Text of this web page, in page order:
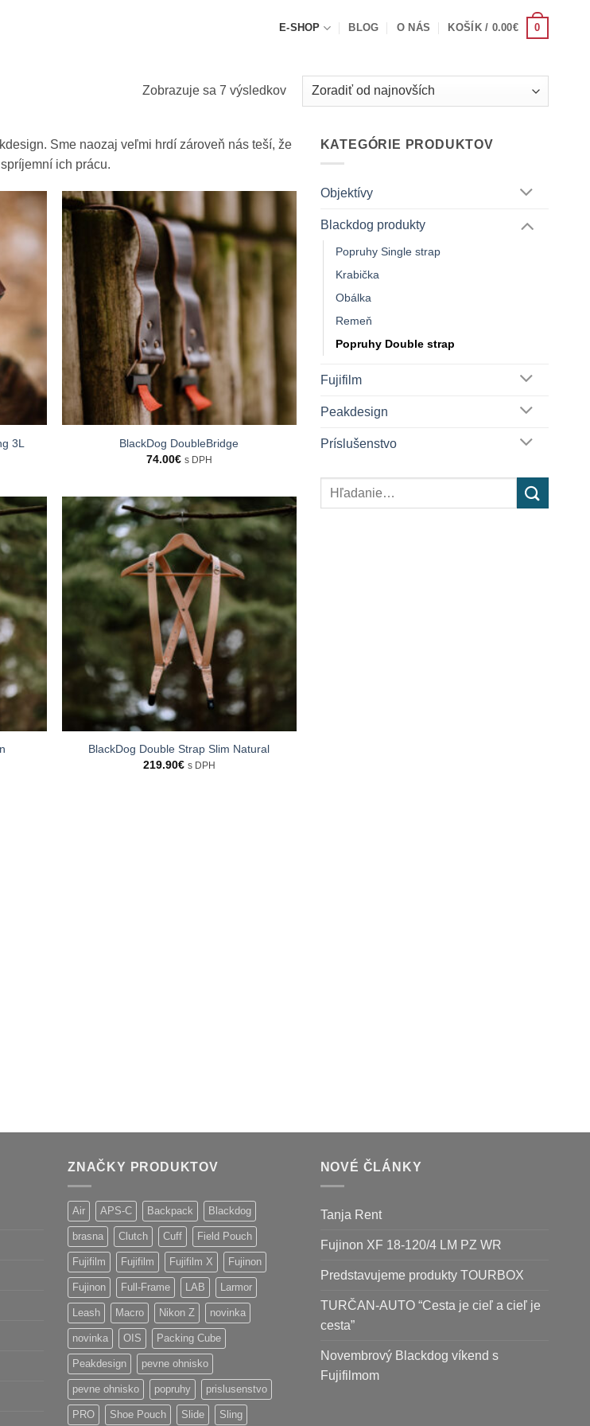
E-SHOP BLOG O NÁS KOŠÍK / 0.00€ 0
Zobrazuje sa 7 výsledkovZoradené
podľa
Sme naozaj veľmi hrdí zároveň nás teší, že
ich prácu.
3L
BlackDog DoubleBridge
74.00€ s DPH
BlackDog Double Strap Slim Natural
219.90€ s DPH
KATEGÓRIE PRODUKTOV
Objektívy
Blackdog produkty
Popruhy Single strap
Krabička
Obálka
Remeň
Popruhy Double strap
Fujifilm
Peakdesign
Príslušenstvo
Hľadať:
ZNAČKY PRODUKTOV
Air APS-C Backpack Blackdog
brasna Clutch Cuff Field Pouch
Fujifilm Fujifilm Fujifilm X Fujinon
Fujinon Full-Frame LAB Larmor
Leash Macro Nikon Z novinka
novinka OIS Packing Cube
Peakdesign pevne ohnisko
pevne ohnisko popruhy prislusenstvo
PRO Shoe Pouch Slide Sling
NOVÉ ČLÁNKY
Tanja Rent
Fujinon XF 18-120/4 LM PZ WR
Predstavujeme produkty TOURBOX
TURČAN-AUTO “Cesta je cieľ a cieľ je
cesta”
Novembrový Blackdog víkend s
Fujifilmom